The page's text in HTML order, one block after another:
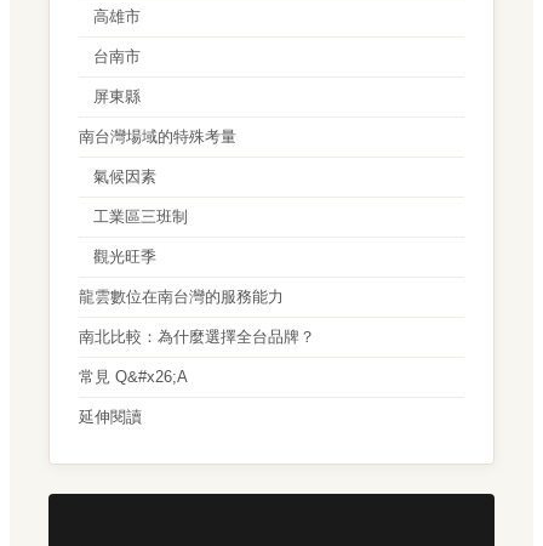
高雄市
台南市
屏東縣
南台灣場域的特殊考量
氣候因素
工業區三班制
觀光旺季
龍雲數位在南台灣的服務能力
南北比較：為什麼選擇全台品牌？
常見 Q&#x26;A
延伸閱讀